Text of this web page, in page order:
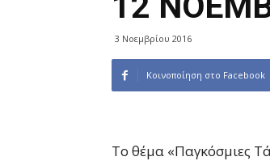
3 Νοεμβρίου 2016
Κοινοποίηση στο Facebook
Το θέμα «Παγκόσμιες